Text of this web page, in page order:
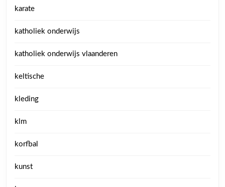
karate
katholiek onderwijs
katholiek onderwijs vlaanderen
keltische
kleding
klm
korfbal
kunst